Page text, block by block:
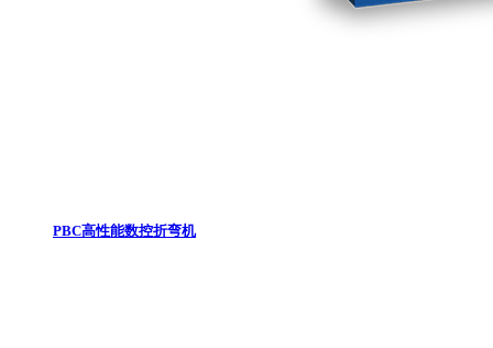
PBC高性能数控折弯机